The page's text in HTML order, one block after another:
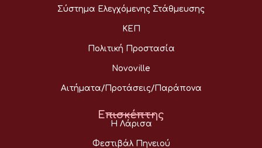
Σύστημα Ελεγχόμενης Στάθμευσης
ΚΕΠ
Πολιτική Προστασία
Novoville
Αιτήματα/Προτάσεις/Παράπονα
Επισκέπτης
Η Λάρισα
Φεστιβάλ Πηνειού